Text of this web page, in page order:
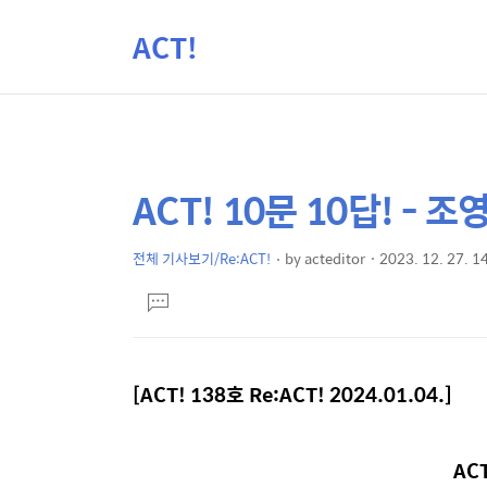
ACT!
상
세
컨
텐
본
문
제
ACT! 10문 10답! - 조
전체 기사보기/Re:ACT! byacteditor 2023. 12. 27.
문댓
글
[ACT! 138호 Re:ACT! 2024.01.04.]